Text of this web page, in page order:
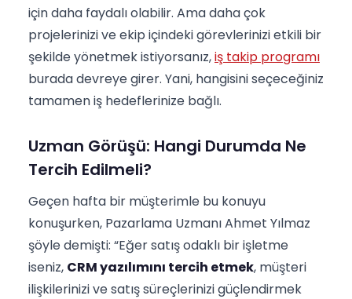
için daha faydalı olabilir. Ama daha çok
projelerinizi ve ekip içindeki görevlerinizi etkili bir
şekilde yönetmek istiyorsanız,iş takip programı
burada devreye girer. Yani, hangisini seçeceğiniz
tamamen iş hedeflerinize bağlı.
Uzman Görüşü: Hangi Durumda Ne
Tercih Edilmeli?
Geçen hafta bir müşterimle bu konuyu
konuşurken, Pazarlama Uzmanı Ahmet Yılmaz
şöyle demişti: “Eğer satış odaklı bir işletme
iseniz, CRM yazılımını tercih etmek, müşteri
ilişkilerinizi ve satış süreçlerinizi güçlendirmek